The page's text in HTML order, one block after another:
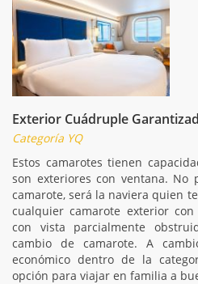
Exterior Cuádruple
Categoría YQ
Estos camarotes tienen
son exteriores con ventana. No
camarote, será la naviera quien
cualquier camarote exterior
con vista parcialmente
cambio de camarote. A
económico dentro de la
opción para viajar en familia a